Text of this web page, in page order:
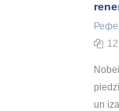
12
un